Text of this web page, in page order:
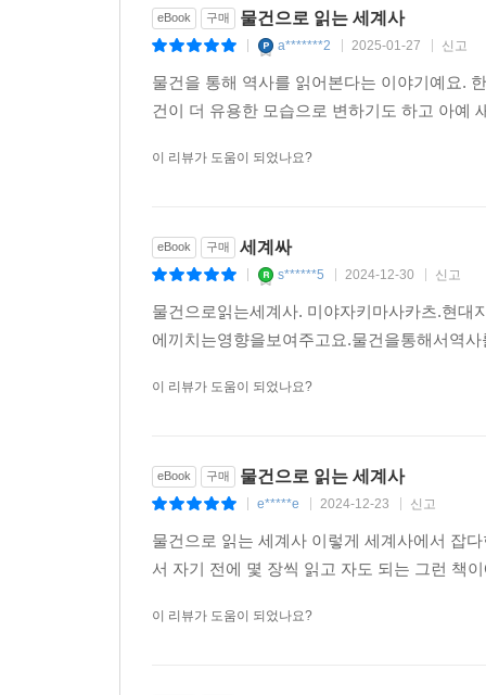
eBook 구매 물건으로 읽는 세계사
a*******2 2025-01-27 신고
물건을 통해 역사를 읽어본다는 이야기예요.
건이 더 유용한 모습으로 변하기도 하고 아예
이 리뷰가 도움이 되었나요?
eBook 구매 세계싸
s******5 2024-12-30 신고
물건으로읽는세계사. 미야자키마사카츠.현대
에끼치는영향을보여주고요.물건을통해서역
이 리뷰가 도움이 되었나요?
eBook 구매 물건으로 읽는 세계사
e*****e 2024-12-23 신고
물건으로 읽는 세계사 이렇게 세계사에서 잡
서 자기 전에 몇 장씩 읽고 자도 되는 그런 책
이 리뷰가 도움이 되었나요?